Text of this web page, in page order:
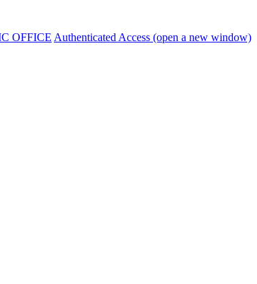
OFFICE Authenticated Access (open a new window)